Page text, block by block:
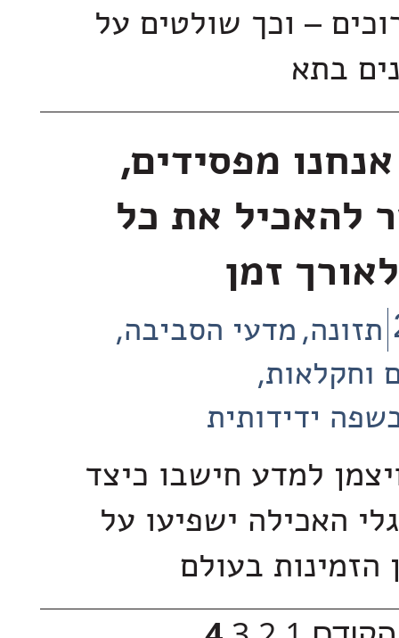
– וכך שולטים על
בתא
מפסידים,
להאכיל את כל
זמן
תזונה מדעי הסביבה
וחקלאות
ידידותית
למדע חישבו כיצד
האכילה ישפיעו על
הזמינות בעולם